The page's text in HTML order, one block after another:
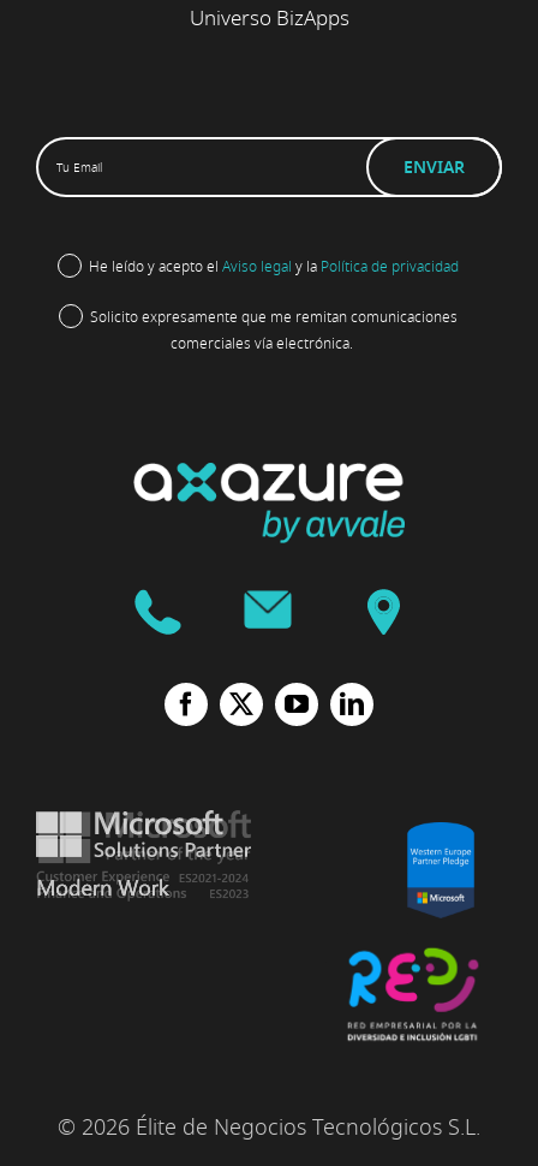
Universo BizApps
He leído y acepto el Aviso legal y la Política de privacidad
Solicito expresamente que me remitan comunicaciones
comerciales vía electrónica.
© 2026 Élite de Negocios Tecnológicos S.L.